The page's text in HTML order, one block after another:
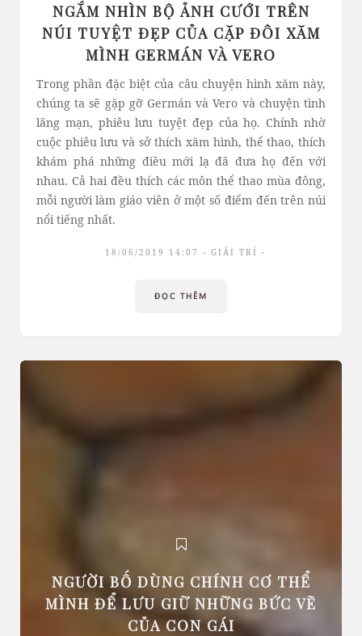
NGẮM NHÌN BỘ ẢNH CƯỚI TRÊN
NÚI TUYỆT ĐẸP CỦA CẶP ĐÔI XĂM
MÌNH GERMÁN VÀ VERO
Trong phần đặc biệt của câu chuyện hình xăm này,
chúng ta sẽ gặp gỡ Germán và Vero và chuyện tình
lãng mạn, phiêu lưu tuyệt đẹp của họ. Chính nhờ
cuộc phiêu lưu và sở thích xăm hình, thể thao, thích
khám phá những điều mới lạ đã đưa họ đến với
nhau. Cả hai đều thích các môn thể thao mùa đông,
mỗi người làm giáo viên ở một số điểm đến trên núi
nổi tiếng nhất.
18/06/2019 14:07 GIẢI TRÍ
ĐỌC THÊM
NGƯỜI BỐ DÙNG CHÍNH CƠ THỂ
MÌNH ĐỂ LƯU GIỮ NHỮNG BỨC VẼ
CỦA CON GÁI